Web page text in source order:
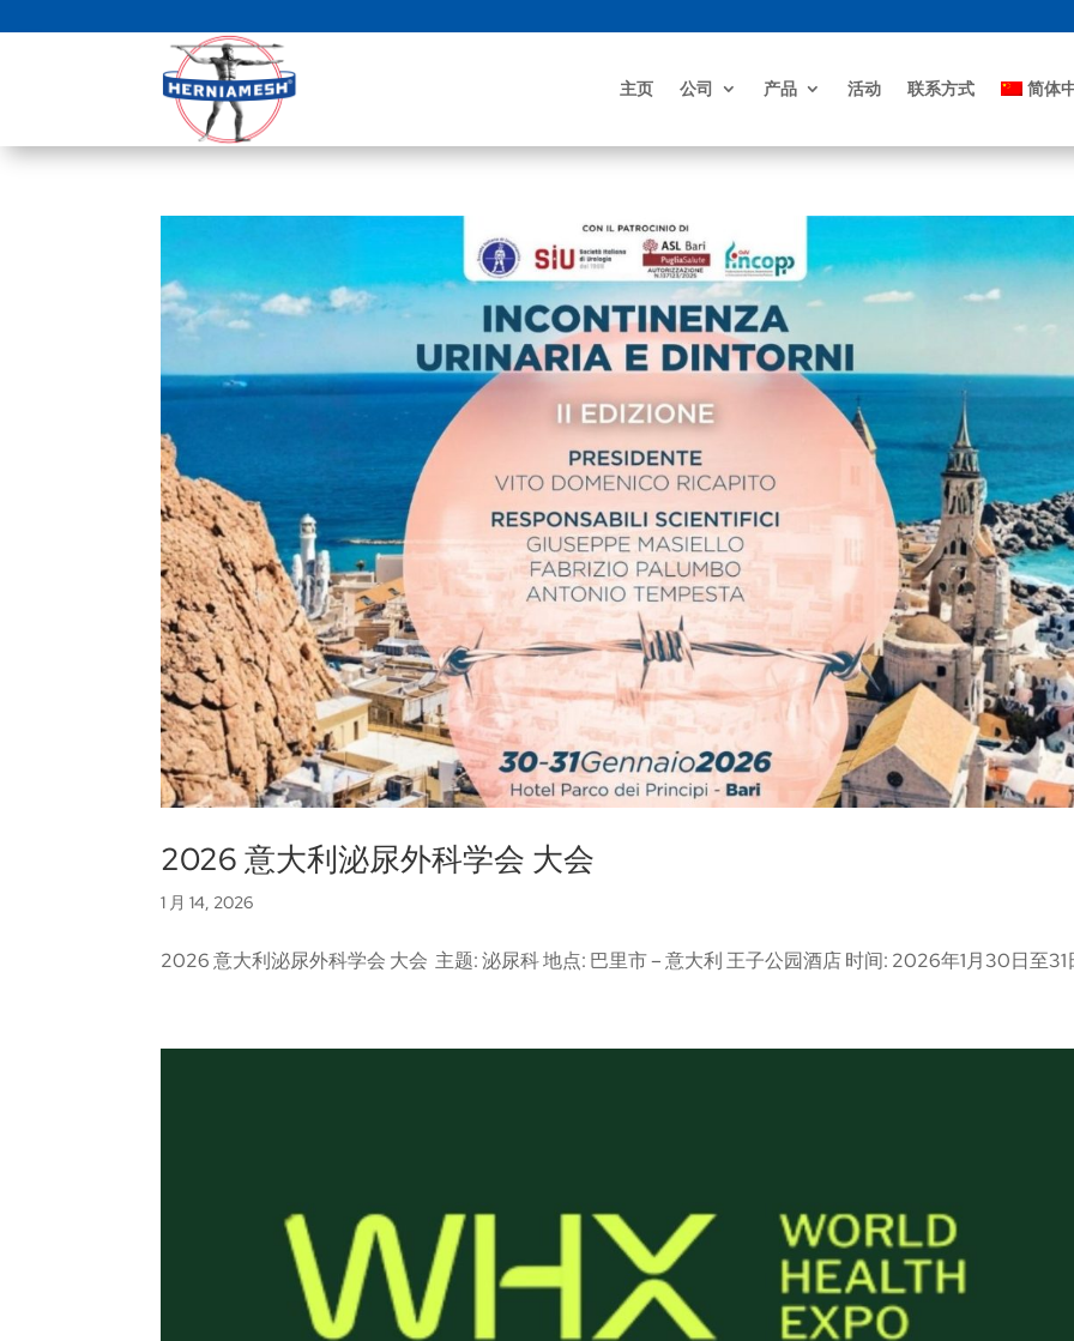
主页 公司 产品 活动 联系方式 简体
2026 意大利泌尿外科学会 大会
1 月 14, 2026
2026 意大利泌尿外科学会 大会 主题: 泌尿科 地点: 巴里市 – 意大利 王子公园酒店 时间: 2026年1月30日至31